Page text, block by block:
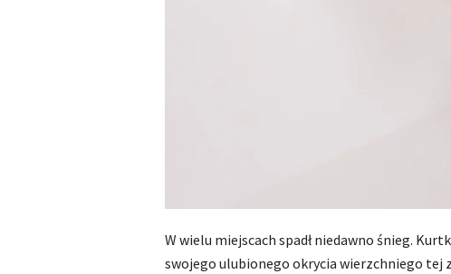
W wielu miejscach spadł niedawno śnieg.
swojego ulubionego okrycia wierzchniego tej